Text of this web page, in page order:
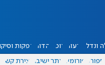
ונדל"ן דעות אוכל יהדות הפקות
ספורט פורומים אתר ישיבה יצירת קשר